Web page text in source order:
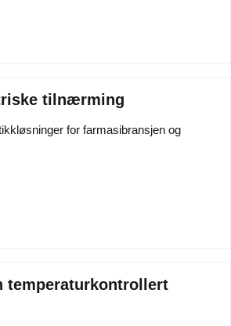
tilnærming
for farmasibransjen og
temperaturkontrollert